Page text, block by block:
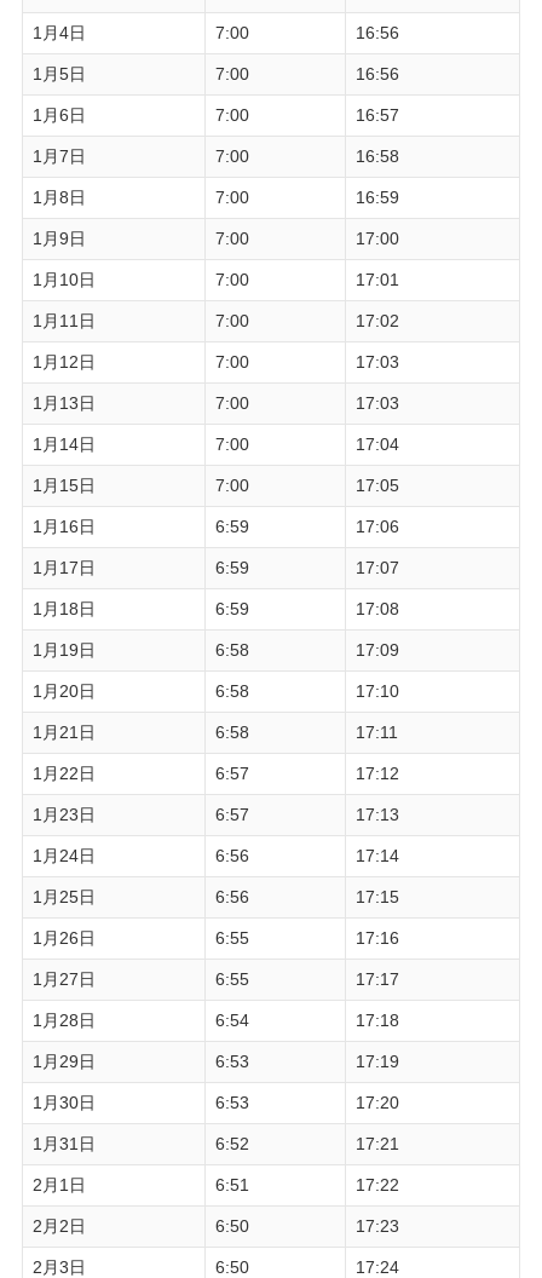
1月4日 7:00 16:56
1月5日 7:00 16:56
1月6日 7:00 16:57
1月7日 7:00 16:58
1月8日 7:00 16:59
1月9日 7:00 17:00
1月10日 7:00 17:01
1月11日 7:00 17:02
1月12日 7:00 17:03
1月13日 7:00 17:03
1月14日 7:00 17:04
1月15日 7:00 17:05
1月16日 6:59 17:06
1月17日 6:59 17:07
1月18日 6:59 17:08
1月19日 6:58 17:09
1月20日 6:58 17:10
1月21日 6:58 17:11
1月22日 6:57 17:12
1月23日 6:57 17:13
1月24日 6:56 17:14
1月25日 6:56 17:15
1月26日 6:55 17:16
1月27日 6:55 17:17
1月28日 6:54 17:18
1月29日 6:53 17:19
1月30日 6:53 17:20
1月31日 6:52 17:21
2月1日 6:51 17:22
2月2日 6:50 17:23
2月3日 6:50 17:24